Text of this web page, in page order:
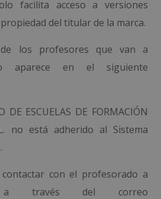
facilita acceso a versiones
propiedad del titular de la marca.
de los profesores que van a
aparece en el siguiente
DE ESCUELAS DE FORMACIÓN
no está adherido al Sistema
con el profesorado a
a través del correo